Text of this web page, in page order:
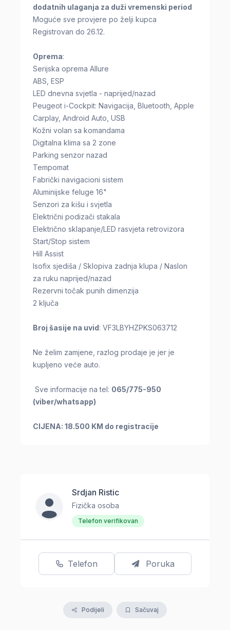
dodatnih ulaganja za duži vremenski period
Moguće sve provjere po želji kupca
Registrovan do 26.12.
Oprema:
Serijska oprema Allure
ABS, ESP
LED dnevna svjetla - naprijed/nazad
Peugeot i-Cockpit: Navigacija, Bluetooth, Apple
Carplay, Android Auto, USB
Kožni volan sa komandama
Digitalna klima sa 2 zone
Parking senzor nazad
Tempomat
Fabrički navigacioni sistem
Aluminijske feluge 16"
Senzori za kišu i svjetla
Električni podizači stakala
Električno sklapanje/LED rasvjeta retrovizora
Start/Stop sistem
Hill Assist
Isofix sjediša / Sklopiva zadnja klupa / Naslon
za ruku naprijed/nazad
Rezervni točak punih dimenzija
2 ključa
Broj šasije na uvid: VF3LBYHZPKS063712
Ne želim zamjene, razlog prodaje je jer je
kupljeno veće auto.
Sve informacije na tel: 065/775-950
(viber/whatsapp)
CIJENA: 18.500 KM do registracije
Srdjan Ristic
Fizička osoba
Telefon verifikovan
Telefon Poruka
Podijeli Sačuvaj